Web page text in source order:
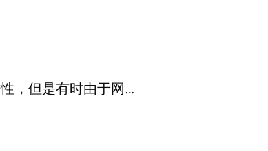
，但是有时由于网…